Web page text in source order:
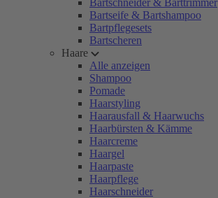
Bartschneider & Barttrimmer
Bartseife & Bartshampoo
Bartpflegesets
Bartscheren
Haare
Alle anzeigen
Shampoo
Pomade
Haarstyling
Haarausfall & Haarwuchs
Haarbürsten & Kämme
Haarcreme
Haargel
Haarpaste
Haarpflege
Haarschneider